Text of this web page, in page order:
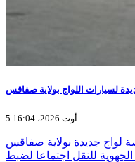
لسيارات اللواج بولاية صفاقس
5 أوت 2026، 16:04
لمنح 289 رخصة لواج جديدة بولاية صفاقس
الجهوية للنقل اجتماعا لضبط